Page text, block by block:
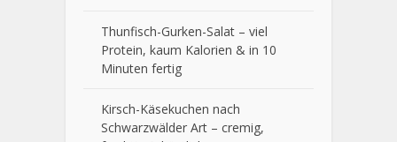
Thunfisch-Gurken-Salat – viel
Protein, kaum Kalorien & in 10
Minuten fertig
Kirsch-Käsekuchen nach
Schwarzwälder Art – cremig,